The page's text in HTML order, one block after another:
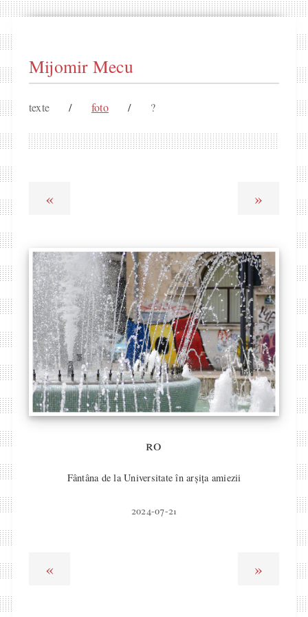
Mijomir Mecu
texte / foto / ?
« »
ro
Fântâna de la Universitate în arșița amiezii
2024-07-21
« »